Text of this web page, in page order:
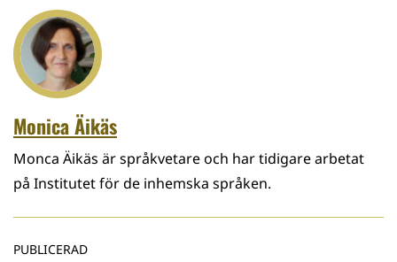
Monica Äikäs
Monca Äikäs är språkvetare och har tidigare arbetat
på Institutet för de inhemska språken.
PUBLICERAD